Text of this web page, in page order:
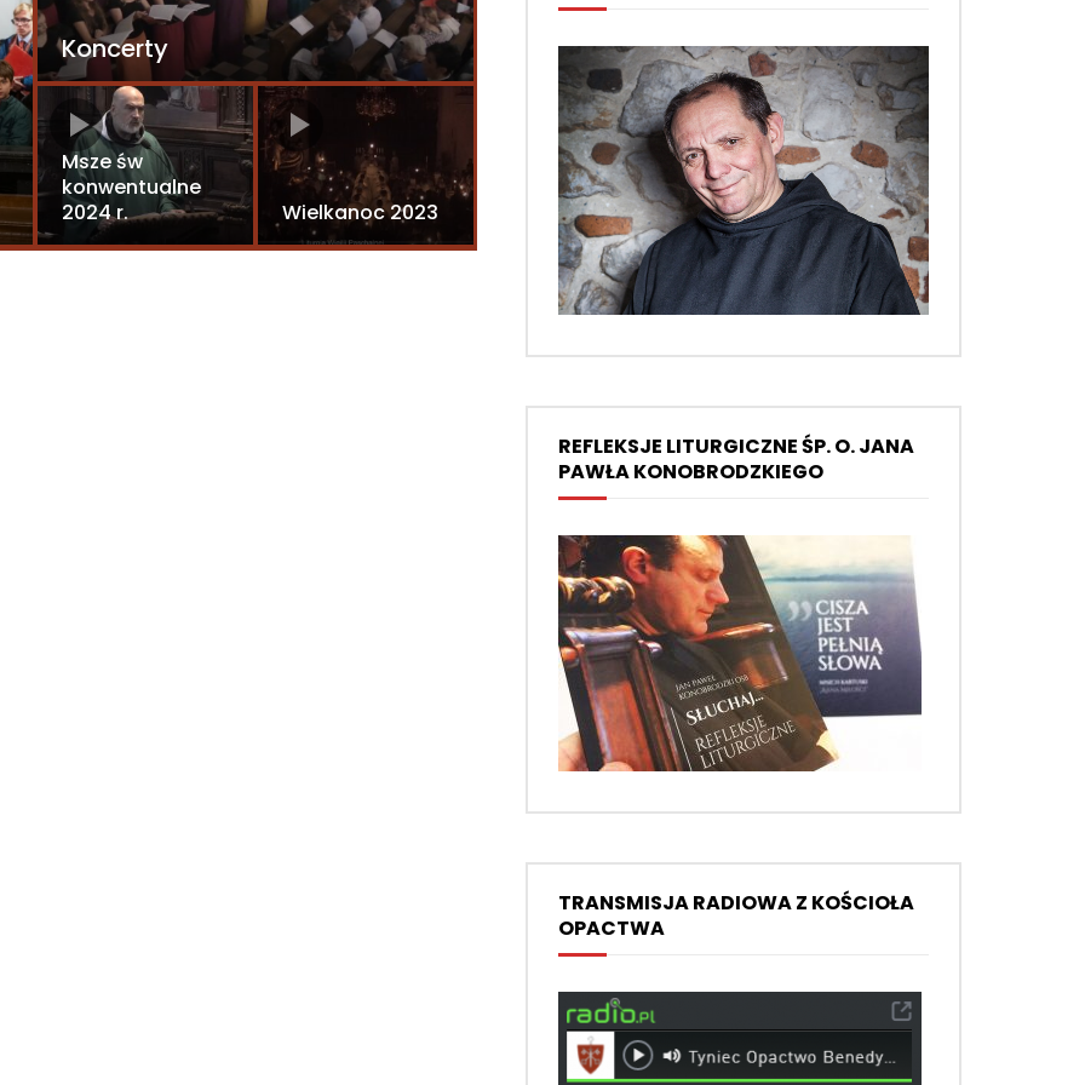
Koncerty
Msze św
konwentualne
2024 r.
Wielkanoc 2023
BOŻE NARODZENIE 2022 R.
Boże Narodzenie 2022 r.
5K 0 0
REFLEKSJE LITURGICZNE ŚP. O. JANA
PAWŁA KONOBRODZKIEGO
TRANSMISJA RADIOWA Z KOŚCIOŁA
OPACTWA